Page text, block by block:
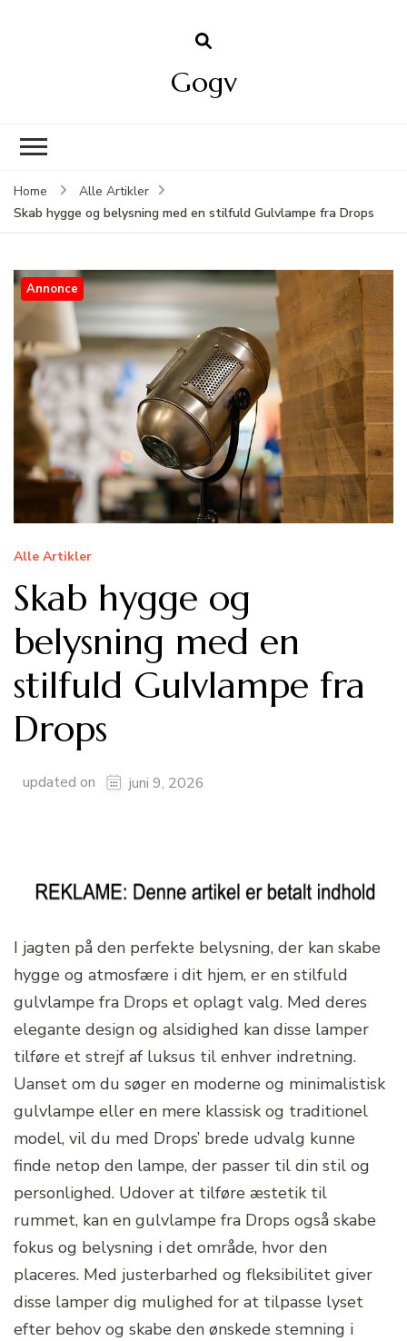
Gogv
Home
Alle Artikler
Skab hygge og belysning med en stilfuld Gulvlampe fra Drops
Annonce
Alle Artikler
Skab hygge og
belysning med en
stilfuld Gulvlampe fra
Drops
updated on juni 9, 2026
I jagten på den perfekte belysning, der kan skabe
hygge og atmosfære i dit hjem, er en stilfuld
gulvlampe fra Drops et oplagt valg. Med deres
elegante design og alsidighed kan disse lamper
tilføre et strejf af luksus til enhver indretning.
Uanset om du søger en moderne og minimalistisk
gulvlampe eller en mere klassisk og traditionel
model, vil du med Drops’ brede udvalg kunne
finde netop den lampe, der passer til din stil og
personlighed. Udover at tilføre æstetik til
rummet, kan en gulvlampe fra Drops også skabe
fokus og belysning i det område, hvor den
placeres. Med justerbarhed og fleksibilitet giver
disse lamper dig mulighed for at tilpasse lyset
efter behov og skabe den ønskede stemning i